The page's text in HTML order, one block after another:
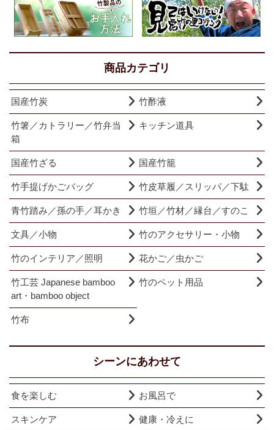
商品カテゴリ
国産竹炭 竹酢液
竹箸／カトラリー／竹弁当
箱
キッチン道具
国産竹ざる 国産竹籠
竹手提げかごバッグ 竹皮草履／スリッパ／下駄
青竹踏み／孫の手／耳かき 竹垣／竹材／縁台／すのこ
文具／小物 竹のアクセサリー・小物
竹のインテリア／照明 花かご／虫かご
竹工芸 Japanese bamboo
art・bamboo object
竹のペット用品
竹布
シーンにあわせて
食を楽しむ お風呂で
スキンケア 健康・冷えに